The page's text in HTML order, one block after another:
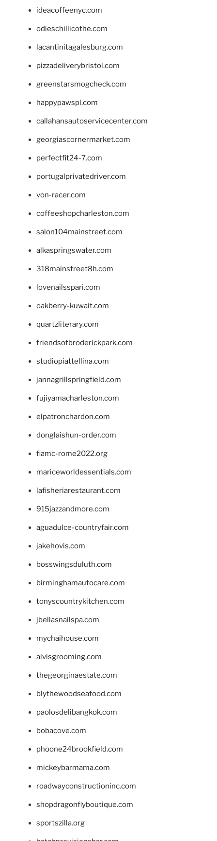
ideacoffeenyc.com
odieschillicothe.com
lacantinitagalesburg.com
pizzadeliverybristol.com
greenstarsmogcheck.com
happypawspl.com
callahansautoservicecenter.com
georgiascornermarket.com
perfectfit24-7.com
portugalprivatedriver.com
von-racer.com
coffeeshopcharleston.com
salon104mainstreet.com
alkaspringswater.com
318mainstreet8h.com
lovenailsspari.com
oakberry-kuwait.com
quartzliterary.com
friendsofbroderickpark.com
studiopiattellina.com
jannagrillspringfield.com
fujiyamacharleston.com
elpatronchardon.com
donglaishun-order.com
fiamc-rome2022.org
mariceworldessentials.com
lafisheriarestaurant.com
915jazzandmore.com
aguadulce-countryfair.com
jakehovis.com
bosswingsduluth.com
birminghamautocare.com
tonyscountrykitchen.com
jbellasnailspa.com
mychaihouse.com
alvisgrooming.com
thegeorginaestate.com
blythewoodseafood.com
paolosdelibangkok.com
bobacove.com
phoone24brookfield.com
mickeybarmama.com
roadwayconstructioninc.com
shopdragonflyboutique.com
sportszilla.org